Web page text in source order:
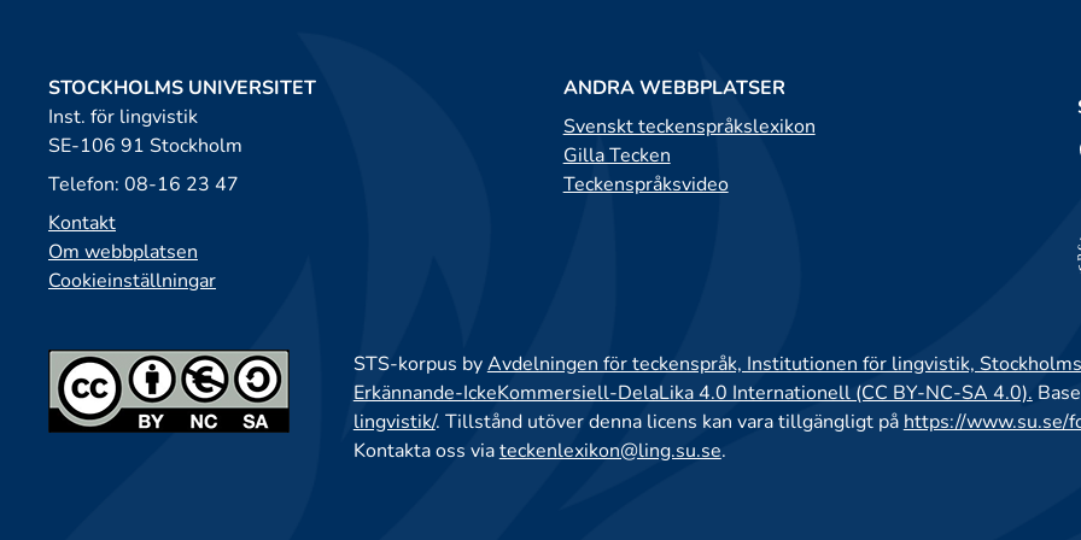
STOCKHOLMS UNIVERSITET
Inst. för lingvistik
SE-106 91 Stockholm
Telefon: 08-16 23 47
Kontakt
Om webbplatsen
Cookieinställningar
ANDRA WEBBPLATSER
Svenskt teckenspråkslexikon
Gilla Tecken
Teckenspråksvideo
STS-korpus byAvdelningen för teckenspråk, Institutionen för lingvistik,
Erkännande-IckeKommersiell-DelaLika 4.0 Internationell (CC BY-NC-SA 4.0).
lingvistik/. Tillstånd utöver denna licens kan vara tillgängligt på https://www.su.se/
Kontakta oss viateckenlexikon@ling.su.se.